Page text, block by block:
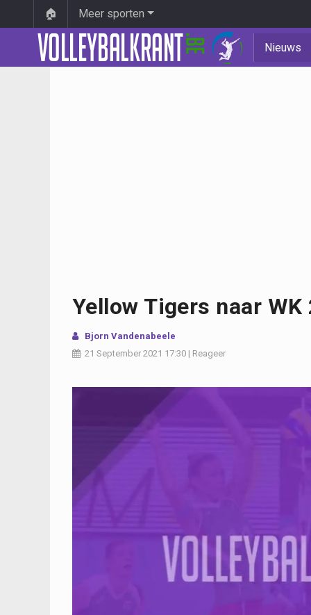
🏠 Meer sporten
Nieuws
Yellow Tigers naar
Bjorn Vandenabeele
21 September 2021 17:30 | Reageer